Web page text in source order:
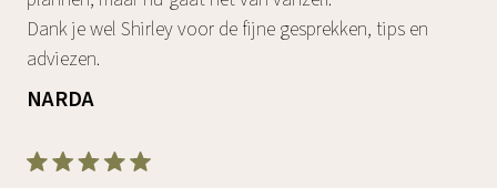
Dank je wel Shirley voor de fijne gesprekken, tips en
adviezen.
NARDA